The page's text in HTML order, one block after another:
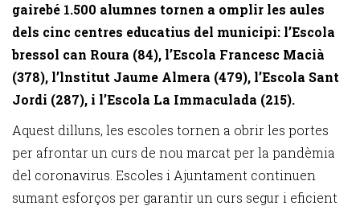
gairebé 1.500 alumnes tornen a omplir les aules
dels cinc centres educatius del municipi: l’Escola
bressol can Roura (84), l’Escola Francesc Macià
(378), l’lnstitut Jaume Almera (479), l’Escola Sant
Jordi (287), i l’Escola La Immaculada (215).
Aquest dilluns, les escoles tornen a obrir les portes
per afrontar un curs de nou marcat per la pandèmia
del coronavirus. Escoles i Ajuntament continuen
sumant esforços per garantir un curs segur i eficient